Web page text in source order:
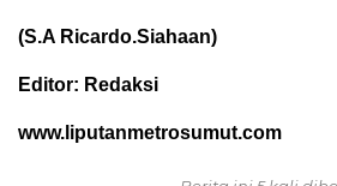
(S.A Ricardo.Siahaan)
Editor: Redaksi
www.liputanmetrosumut.com